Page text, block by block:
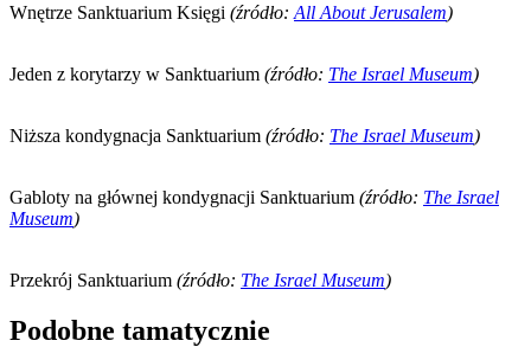
Wnętrze Sanktuarium Księgi (źródło: All About Jerusalem)
Jeden z korytarzy w Sanktuarium (źródło: The Israel Museum)
Niższa kondygnacja Sanktuarium (źródło: The Israel Museum)
Gabloty na głównej kondygnacji Sanktuarium (źródło: The Israel
Museum)
Przekrój Sanktuarium (źródło: The Israel Museum)
Podobne tamatycznie